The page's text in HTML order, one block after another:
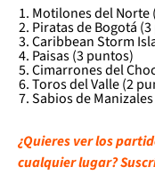
Motilones del Norte
Piratas de Bogotá
Caribbean Storm
Paisas (3 puntos)
Cimarrones del
Toros del Valle (2
Sabios de
¿Quieres ver los
cualquier lugar?